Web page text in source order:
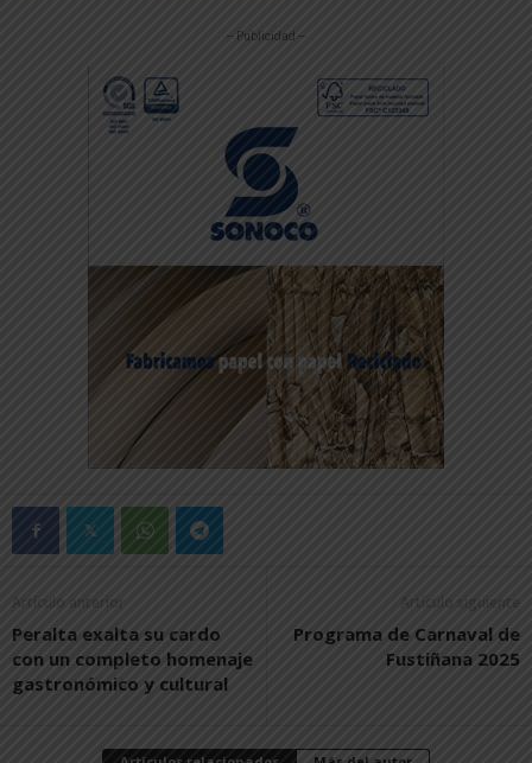
-- Publicidad --
Artículo anterior
Peralta exalta su cardo
con un completo homenaje
gastronómico y cultural
Artículo siguiente
Programa de Carnaval de
Fustiñana 2025